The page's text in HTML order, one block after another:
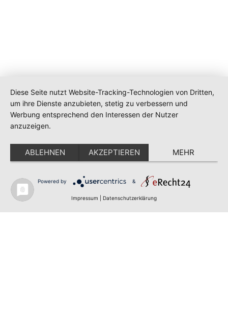
Impressum Datenschutz
Copyright - Gewusst wer hilft
Diese Seite nutzt Website-Tracking-Technologien von Dritten,
um ihre Dienste anzubieten, stetig zu verbessern und
Werbung entsprechend den Interessen der Nutzer
anzuzeigen.
ABLEHNEN AKZEPTIEREN MEHR
Powered by &
Impressum Datenschutzerklärung